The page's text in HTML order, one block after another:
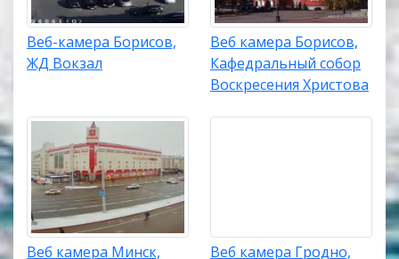
Веб-камера Борисов,
ЖД Вокзал
Веб камера Борисов,
Кафедральный собор
Воскресения Христова
Веб камера Минск,
Веб камера Гродно,